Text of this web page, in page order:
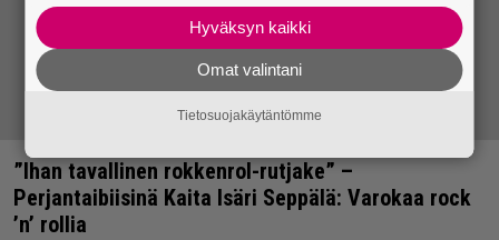
”Ihan tavallinen rokkenrol-rutjake” –
Perjantaibiisinä Kaita Isäri Seppälä: Varokaa rock
’n’ rollia
Hyväksyn kaikki
Omat valintani
Tietosuojakäytäntömme